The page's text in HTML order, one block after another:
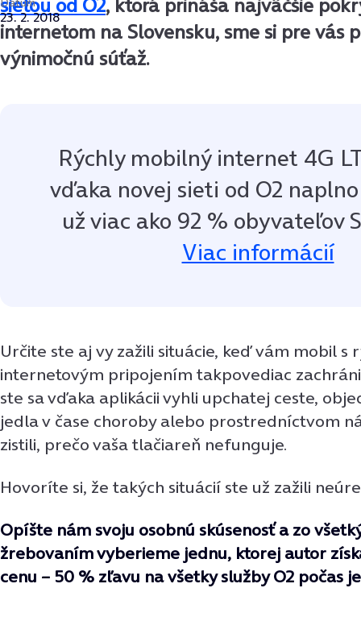
23. 2. 2018
internetom na Slovensku, sme si pre vás
výnimočnú súťaž.
Rýchly mobilný internet 4G
vďaka novej sieti od O2
už viac ako 92 % obyvateľov
Viac informácií
Určite ste aj vy zažili situácie, keď vám mobil s
internetovým pripojením takpovediac
ste sa vďaka aplikácii vyhli upchatej ceste,
jedla v čase choroby alebo prostredníctvom
zistili, prečo vaša tlačiareň nefunguje.
Hovoríte si, že takých situácií ste už zažili
Opíšte nám svoju osobnú skúsenosť a zo
žrebovaním vyberieme jednu, ktorej autor
cenu – 50 % zľavu na všetky služby O2 počas